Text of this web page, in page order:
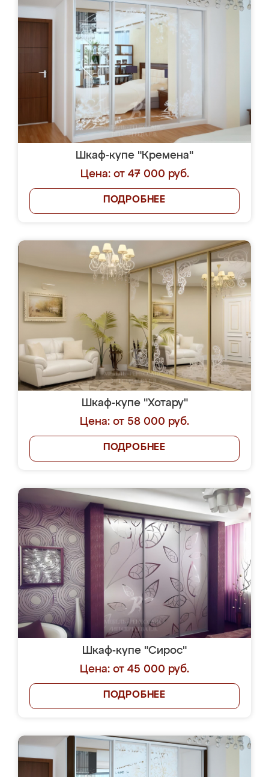
Шкаф-купе "Кремена"
Цена: от 47 000 руб.
ПОДРОБНЕЕ
Шкаф-купе "Хотару"
Цена: от 58 000 руб.
ПОДРОБНЕЕ
Шкаф-купе "Сирос"
Цена: от 45 000 руб.
ПОДРОБНЕЕ